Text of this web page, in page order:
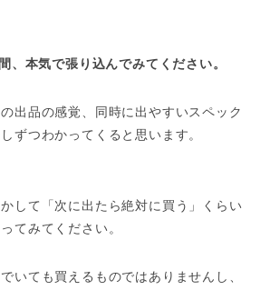
、本気で張り込んでみてください。
出品の感覚、同時に出やすいスペック
ずつわかってくると思います。
して「次に出たら絶対に買う」くらい
てみてください。
いても買えるものではありませんし、